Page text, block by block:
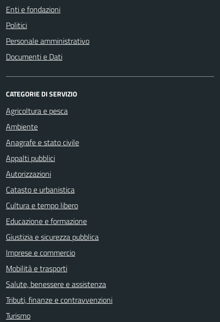
Enti e fondazioni
Politici
Personale amministrativo
Documenti e Dati
CATEGORIE DI SERVIZIO
Agricoltura e pesca
Ambiente
Anagrafe e stato civile
Appalti pubblici
Autorizzazioni
Catasto e urbanistica
Cultura e tempo libero
Educazione e formazione
Giustizia e sicurezza pubblica
Imprese e commercio
Mobilità e trasporti
Salute, benessere e assistenza
Tributi, finanze e contravvenzioni
Turismo